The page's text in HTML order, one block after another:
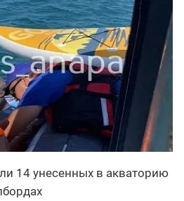
14 унесенных в акваторию